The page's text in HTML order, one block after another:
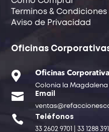
Terminos & Condiciones
Aviso de Privacidad
Oficinas
 Oficinas
Colonia la
 Email
 Teléfonos
33 2602 9701 | 33 1288